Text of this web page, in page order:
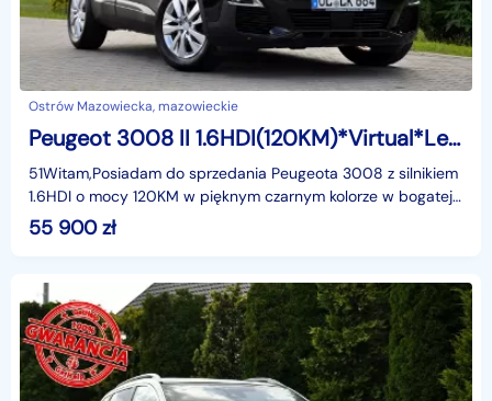
Ostrów Mazowiecka, mazowieckie
Peugeot 3008 II 1.6HDI(120KM)*Virtual*Led*Panorama*Navigacja*Kamera360*Welur*Alu17"A
51Witam,Posiadam do sprzedania Peugeota 3008 z silnikiem
1.6HDI o mocy 120KM w pięknym czarnym kolorze w bogatej
wersji wyposażenia i z rewelacyjnym Silnikiem.
55 900zł